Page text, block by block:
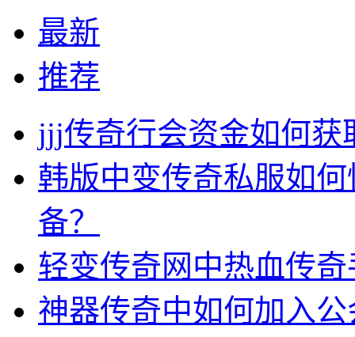
最新
推荐
jjj传奇行会资金如何获
韩版中变传奇私服如
备？
轻变传奇网中热血传
神器传奇中如何加入公